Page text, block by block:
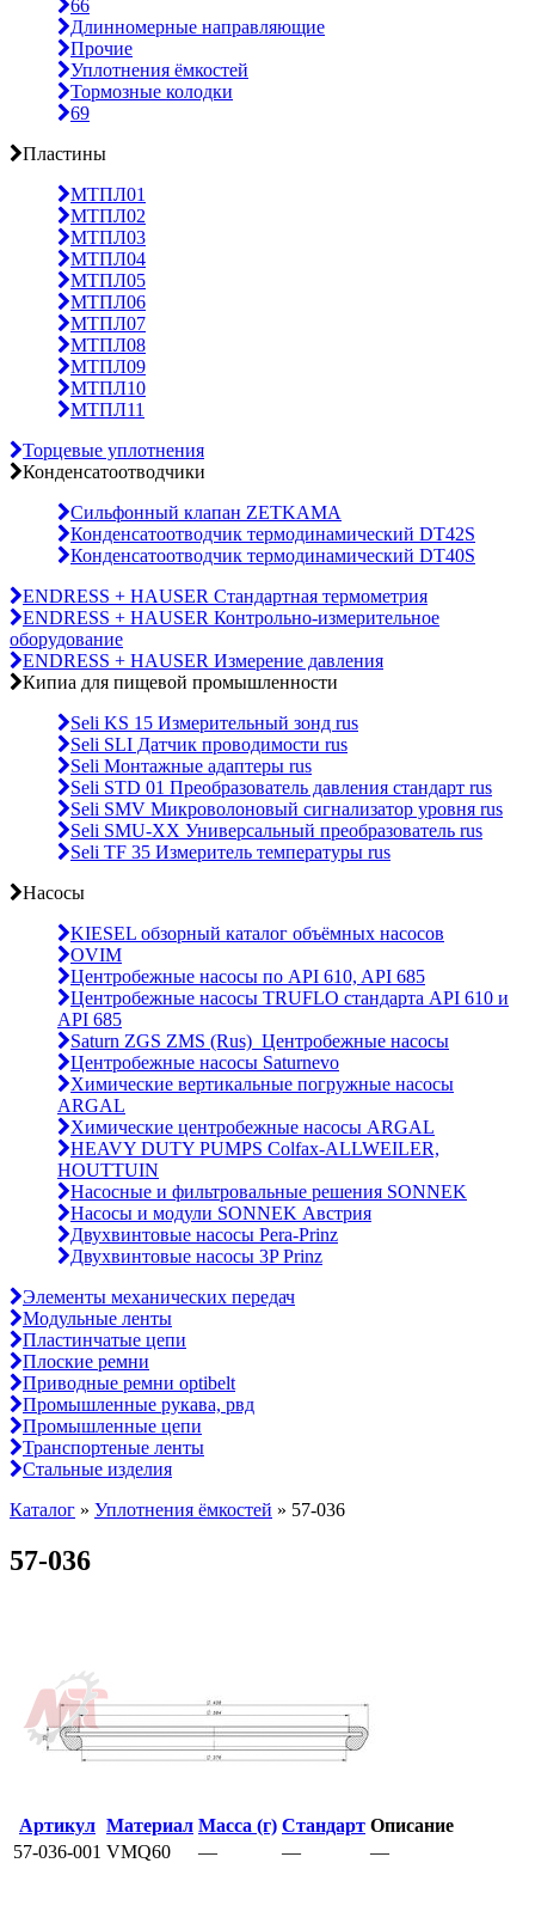
66
Длинномерные направляющие
Прочие
Уплотнения ёмкостей
Тормозные колодки
69
Пластины
МТПЛ01
МТПЛ02
МТПЛ03
МТПЛ04
МТПЛ05
МТПЛ06
МТПЛ07
МТПЛ08
МТПЛ09
МТПЛ10
МТПЛ11
Торцевые уплотнения
Конденсатоотводчики
Сильфонный клапан ZETKAMA
Конденсатоотводчик термодинамический DT42S
Конденсатоотводчик термодинамический DT40S
ENDRESS + HAUSER Стандартная термометрия
ENDRESS + HAUSER Контрольно-измерительное
оборудование
ENDRESS + HAUSER Измерение давления
Кипиа для пищевой промышленности
Seli KS 15 Измерительный зонд rus
Seli SLI Датчик проводимости rus
Seli Монтажные адаптеры rus
Seli STD 01 Преобразователь давления стандарт rus
Seli SMV Микроволоновый сигнализатор уровня rus
Seli SMU-ХХ Универсальный преобразователь rus
Seli TF 35 Измеритель температуры rus
Насосы
KIESEL обзорный каталог объёмных насосов
OVIM
Центробежные насосы по API 610, API 685
Центробежные насосы TRUFLO стандарта API 610 и
API 685
Saturn ZGS ZMS (Rus)_Центробежные насосы
Центробежные насосы Saturnevo
Химические вертикальные погружные насосы
ARGAL
Химические центробежные насосы ARGAL
HEAVY DUTY PUMPS Colfax-ALLWEILER,
HOUTTUIN
Насосные и фильтровальные решения SONNEK
Насосы и модули SONNEK Австрия
Двухвинтовые насосы Pera-Prinz
Двухвинтовые насосы 3P Prinz
Элементы механических передач
Модульные ленты
Пластинчатые цепи
Плоские ремни
Приводные ремни optibelt
Промышленные рукава, рвд
Промышленные цепи
Транспортеные ленты
Стальные изделия
Каталог » Уплотнения ёмкостей » 57-036
57-036
Артикул Материал Масса (г) Стандарт Описание
57-036-001 VMQ60 — — —